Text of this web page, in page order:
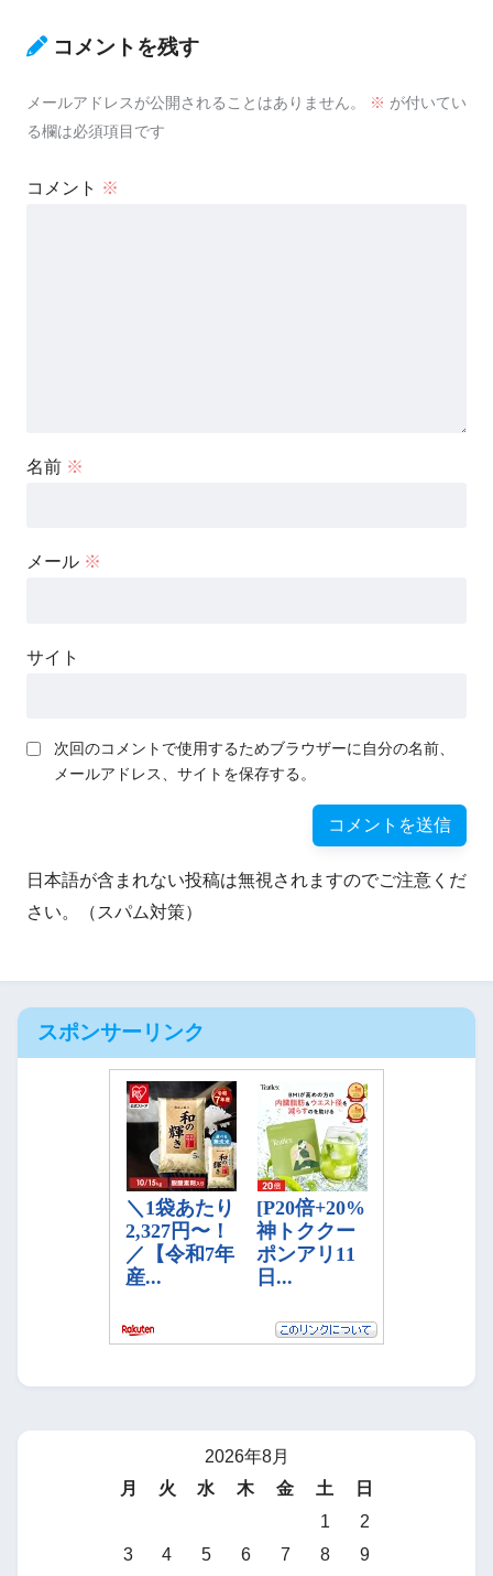
コメントを残す
メールアドレスが公開されることはありません。 ※ が付いてい
る欄は必須項目です
コメント ※
名前 ※
メール ※
サイト
次回のコメントで使用するためブラウザーに自分の名前、
メールアドレス、サイトを保存する。
日本語が含まれない投稿は無視されますのでご注意くだ
さい。（スパム対策）
スポンサーリンク
2026年8月
月
火 水 木 金 土
日
1
2
3
4 5 6 7 8
9